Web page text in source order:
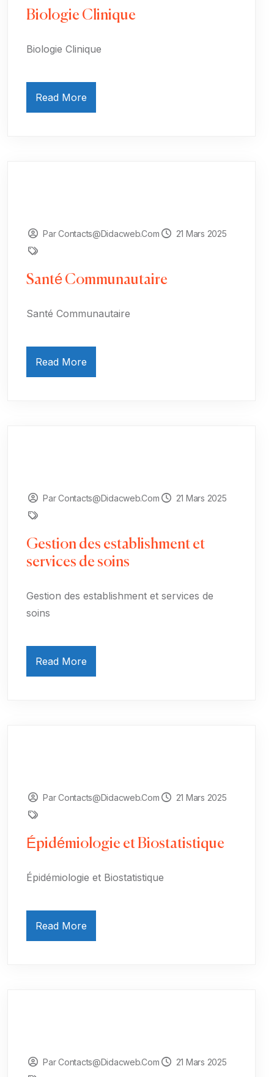
Biologie Clinique
Biologie Clinique
Read More
Par Contacts@didacweb.com 21 Mars 2025
Santé Communautaire
Santé Communautaire
Read More
Par Contacts@didacweb.com 21 Mars 2025
Gestion des establishment et
services de soins
Gestion des establishment et services de
soins
Read More
Par Contacts@didacweb.com 21 Mars 2025
Épidémiologie et Biostatistique
Épidémiologie et Biostatistique
Read More
Par Contacts@didacweb.com 21 Mars 2025